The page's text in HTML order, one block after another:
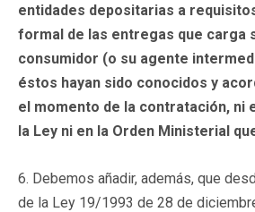
entidades depositarias a
formal de las entregas que carga
consumidor (o su agente
éstos hayan sido conocidos y
el momento de la contratación, ni
la Ley ni en la Orden Ministerial
6. Debemos añadir, además, que
de la Ley 19/1993 de 28 de